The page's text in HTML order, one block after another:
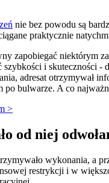
nie bez powodu są
praktycznie
zapobiegać niektórym
i skuteczności -
adresat otrzymywał
bulwarze. A co
>
od niej
wykonania, a
restrykcji i w